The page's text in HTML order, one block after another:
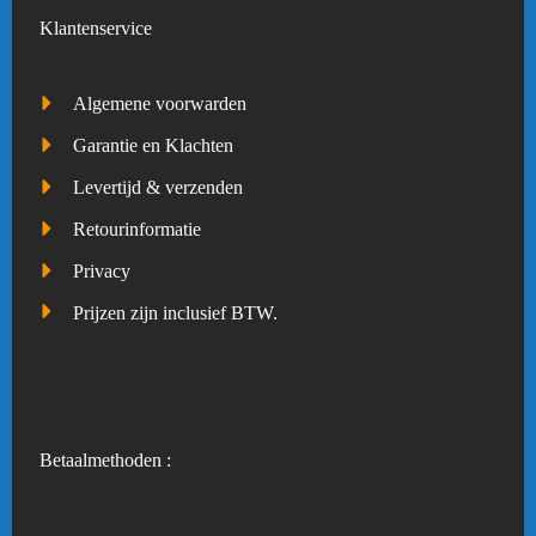
Klantenservice
Algemene voorwarden
Garantie en Klachten
Levertijd & verzenden
Retourinformatie
Privacy
Prijzen zijn inclusief BTW.
Betaalmethoden :